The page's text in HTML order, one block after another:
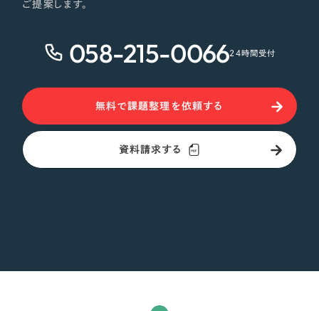
ご提案します。
058-215-006624時間受付
無料で課題整理を依頼する
資料請求する